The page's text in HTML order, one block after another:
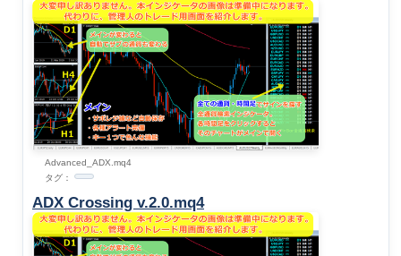
Advanced_ADX.mq4
タグ：
ADX Crossing v.2.0.mq4